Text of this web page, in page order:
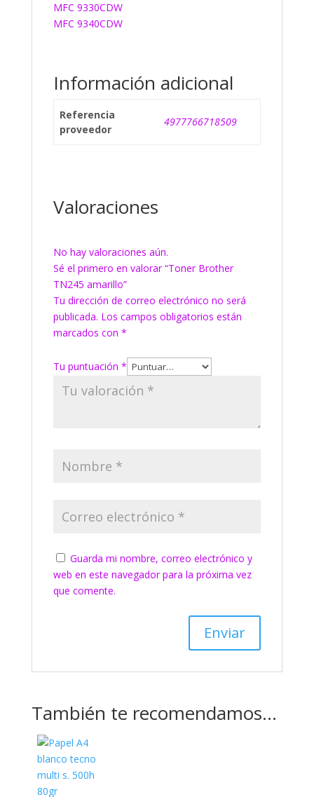
MFC 9330CDW
MFC 9340CDW
Información adicional
Referencia
proveedor
4977766718509
Valoraciones
No hay valoraciones aún.
Sé el primero en valorar “Toner Brother
TN245 amarillo”
Tu dirección de correo electrónico no será
publicada. Los campos obligatorios están
marcados con *
Tu puntuación *
Guarda mi nombre, correo electrónico y
web en este navegador para la próxima vez
que comente.
También te recomendamos…